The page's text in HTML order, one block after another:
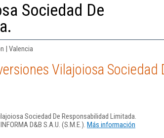
Sociedad De
| Valencia
Vilajoiosa Sociedad
Sociedad De Responsabilidad Limitada.
D&B S.A.U. (S.M.E.). Más información